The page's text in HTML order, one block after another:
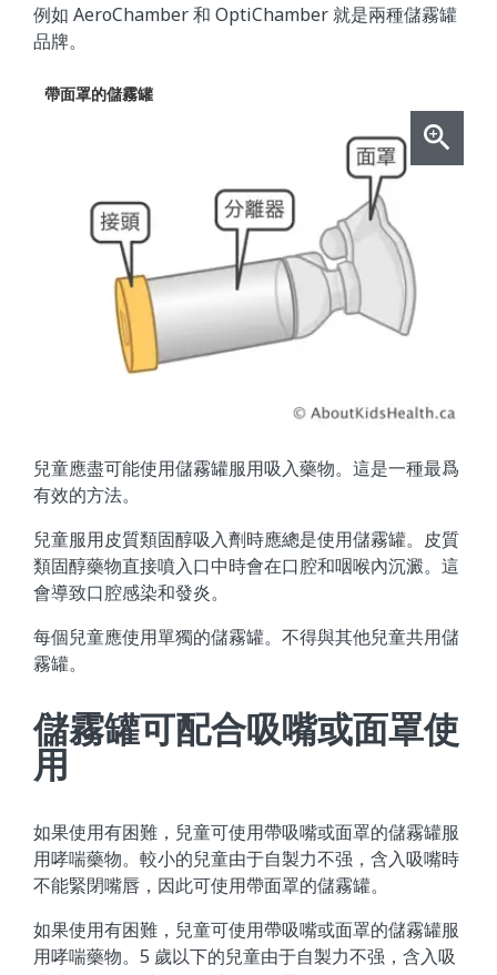
例如 AeroChamber 和 OptiChamber 就是兩種儲霧罐
品牌。
帶面罩的儲霧罐
兒童應盡可能使用儲霧罐服用吸入藥物。這是一種最爲
有效的方法。
兒童服用皮質類固醇吸入劑時應總是使用儲霧罐。皮質
類固醇藥物直接噴入口中時會在口腔和咽喉內沉澱。這
會導致口腔感染和發炎。
每個兒童應使用單獨的儲霧罐。不得與其他兒童共用儲
霧罐。
儲霧罐可配合吸嘴或面罩使
用
如果使用有困難，兒童可使用帶吸嘴或面罩的儲霧罐服
用哮喘藥物。較小的兒童由于自製力不强，含入吸嘴時
不能緊閉嘴唇，因此可使用帶面罩的儲霧罐。
如果使用有困難，兒童可使用帶吸嘴或面罩的儲霧罐服
用哮喘藥物。5 歲以下的兒童由于自製力不强，含入吸